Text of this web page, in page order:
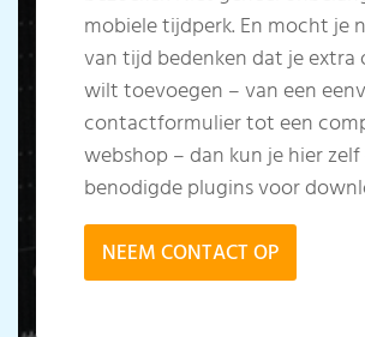
mobiele tijdperk. En mocht je
van tijd bedenken dat je extra
wilt toevoegen – van een
contactformulier tot een
webshop – dan kun je hier
benodigde plugins voor
NEEM CONTACT OP